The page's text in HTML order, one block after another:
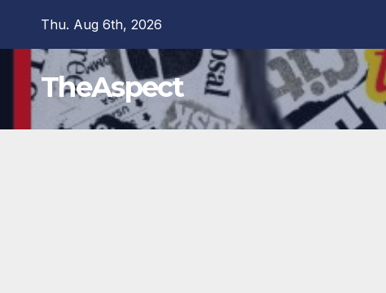
content
Thu. Aug 6th, 2026
TheAspect